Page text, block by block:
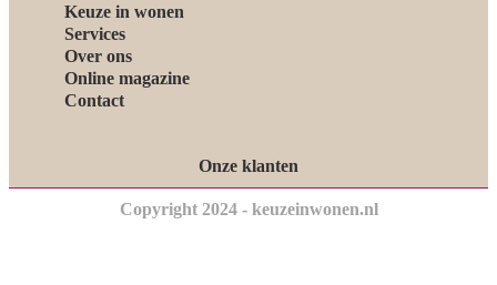
Keuze in wonen
Services
Over ons
Online magazine
Contact
Onze klanten
Copyright 2024 - keuzeinwonen.nl